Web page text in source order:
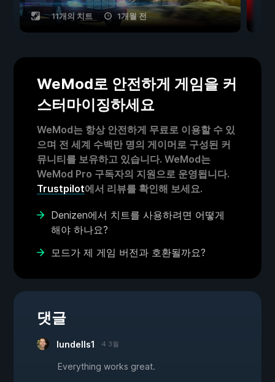
11개의 치트 1개월 전
WeMod로 안전하게 게임을 커
스터마이징하세요
WeMod는 항상 안전하게 무료로 이용할 수 있
으며 전 세계 수백만 명의 게이머로 구성된 커
뮤니티를 보유하고 있습니다. WeMod는
WeMod Pro 구독자의 지원으로 운영됩니다.
Trustpilot에서 리뷰를 확인해 보세요.
Denizen에서 치트를 사용하려면 어떻게
해야 하나요?
모드가 제 게임 버전과 호환될까요?
댓글
lundells1 4 3월
Everything works great.